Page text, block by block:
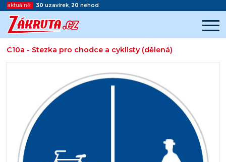
aktuálně: 30 uzavírek, 20 nehod
C10a - Stezka pro chodce a cyklisty (dělená)
Začátek reklamy
Konec reklamy